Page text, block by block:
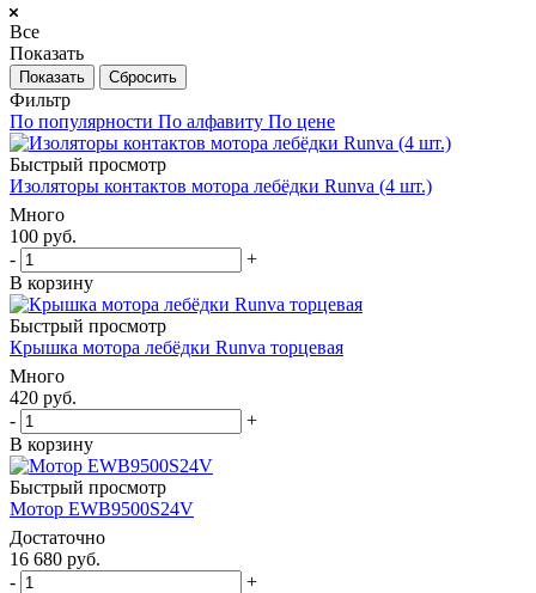
Все
Показать
Сбросить
Фильтр
По популярности По алфавиту По цене
Быстрый просмотр
Изоляторы контактов мотора лебёдки Runva (4 шт.)
Много
100 руб.
-
+
В корзину
Быстрый просмотр
Крышка мотора лебёдки Runva торцевая
Много
420 руб.
-
+
В корзину
Быстрый просмотр
Мотор EWB9500S24V
Достаточно
16 680 руб.
-
+